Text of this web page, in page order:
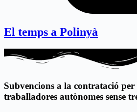
El temps a Polinyà
Subvencions a la contratació per
traballadores autònomes sense